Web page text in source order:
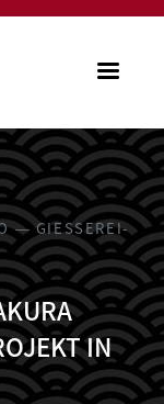
― GIESSEREI-P
IN L